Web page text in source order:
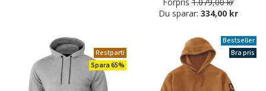
Du sparar: 334,00 kr
Restparti
Spara 65%
Bestseller
Bra pris